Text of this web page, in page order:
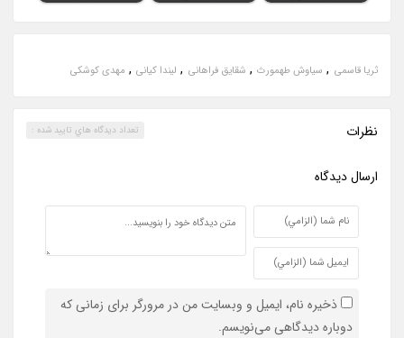
ثریا قاسمی , سیاوش طهمورث , شقایق فراهانی , لیندا کیانی , مهدی کوشکی
نظرات تعداد ديدگاه هاي تاييد شده :
ارسال ديدگاه
ذخیره نام، ایمیل و وبسایت من در مرورگر برای زمانی که
دوباره دیدگاهی می‌نویسم.